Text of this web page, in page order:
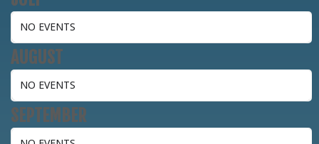
NO EVENTS
AUGUST
NO EVENTS
SEPTEMBER